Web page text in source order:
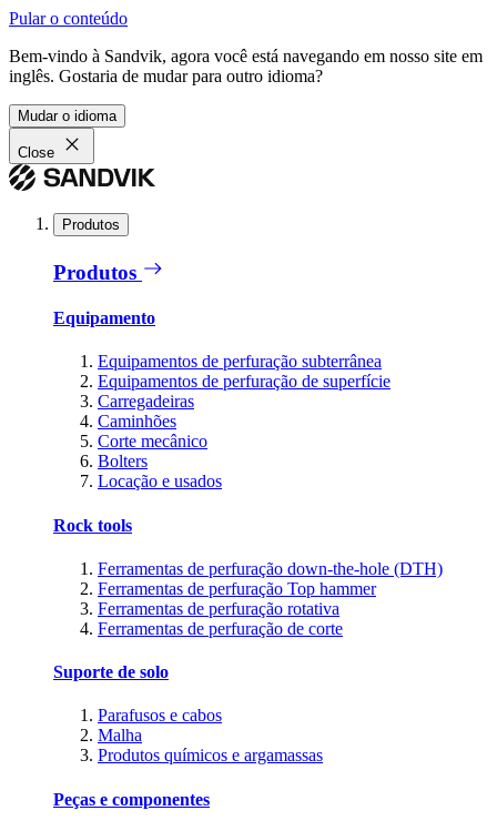
Pular o conteúdo
Bem-vindo à Sandvik, agora você está navegando em nosso site em
inglês. Gostaria de mudar para outro idioma?
Mudar o idioma
Close
Produtos
Produtos
Equipamento
Equipamentos de perfuração subterrânea
Equipamentos de perfuração de superfície
Carregadeiras
Caminhões
Corte mecânico
Bolters
Locação e usados
Rock tools
Ferramentas de perfuração down-the-hole (DTH)
Ferramentas de perfuração Top hammer
Ferramentas de perfuração rotativa
Ferramentas de perfuração de corte
Suporte de solo
Parafusos e cabos
Malha
Produtos químicos e argamassas
Peças e componentes